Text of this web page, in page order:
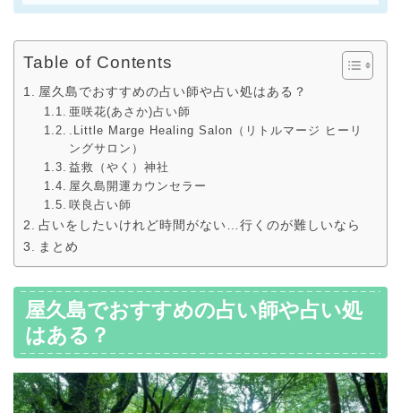
Table of Contents
屋久島でおすすめの占い師や占い処はある？
亜咲花(あさか)占い師
.Little Marge Healing Salon（リトルマージ ヒーリ
ングサロン）
益救（やく）神社
屋久島開運カウンセラー
咲良占い師
占いをしたいけれど時間がない…行くのが難しいなら
まとめ
屋久島でおすすめの占い師や占い処
はある？